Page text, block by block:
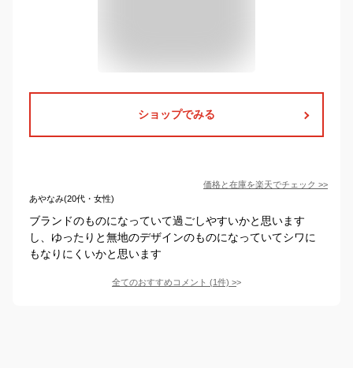
ショップでみる
価格と在庫を楽天でチェック >>
あやなみ(20代・女性)
ブランドのものになっていて過ごしやすいかと思います
し、ゆったりと無地のデザインのものになっていてシワに
もなりにくいかと思います
全てのおすすめコメント (1件) >